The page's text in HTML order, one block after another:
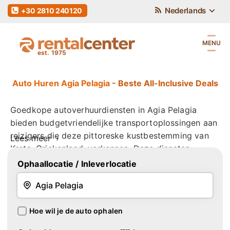
Nederlands
+30 2810 240120
MENU
Auto Huren Agia Pelagia- Beste All-Inclusive Deals
Goedkope autoverhuurdiensten in Agia Pelagia
bieden budgetvriendelijke transportoplossingen aan
reizigers die deze pittoreske kustbestemming van
Kreta, Griekenland, verkennen. Deze diensten
richten zich op personen die op zoek zijn naar
handige en kosteneffectieve manieren om zich door
het gebied te verplaatsen. Autoverhuur in Agia
Pelagia biedt toegang tot een wagenpark van
voertuigen, variërend van compacte auto's tot
Leesmeer
Ophaallocatie / Inleverlocatie
Hoe wil je de auto ophalen